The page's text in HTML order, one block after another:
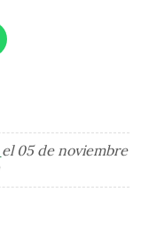
el 05 de noviembre